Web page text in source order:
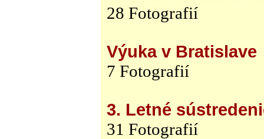
28 Fotografií
Výuka v Bratislave
7 Fotografií
3. Letné
31 Fotografií